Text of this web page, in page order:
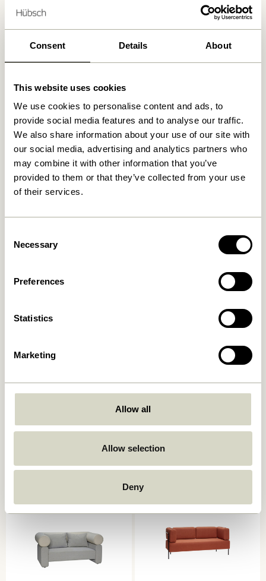
Consent Details About
This website uses cookies
We use cookies to personalise content and ads, to
provide social media features and to analyse our traffic.
We also share information about your use of our site with
our social media, advertising and analytics partners who
may combine it with other information that you’ve
provided to them or that they’ve collected from your use
of their services.
Selection
Necessary
Preferences
Statistics
Marketing
Allow all
Allow selection
Deny
Livraison gratuite à partir de
Sui Verre à eau Bubbles
-20%